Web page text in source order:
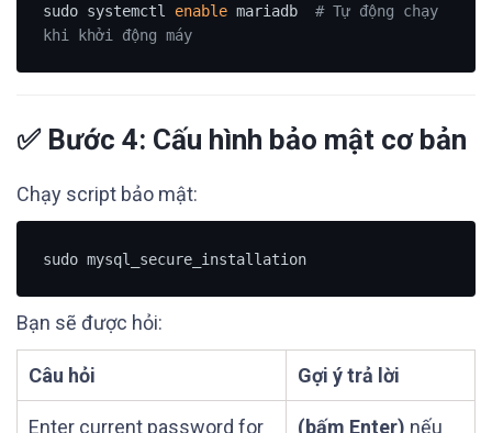
sudo systemctl enable mariadb # Tự động chạy
khi khởi động máy
✅ Bước 4: Cấu hình bảo mật cơ bản
Chạy script bảo mật:
sudo mysql_secure_installation
Bạn sẽ được hỏi:
Câu hỏi Gợi ý trả lời
Enter current password for
(bấm Enter) nếu